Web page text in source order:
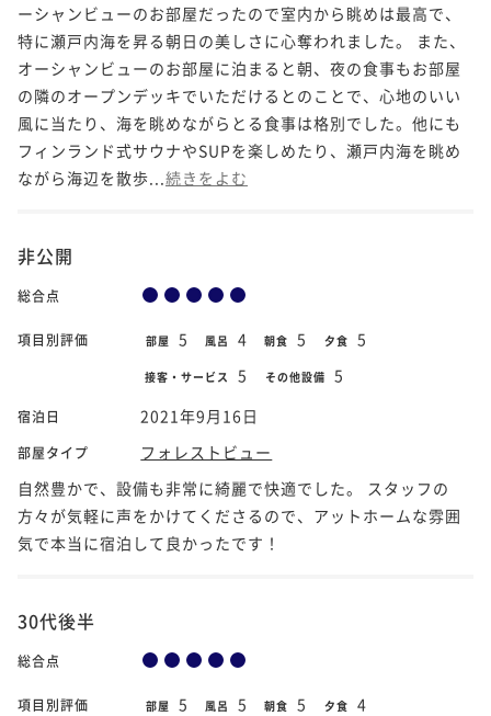
ーシャンビューのお部屋だったので室内から眺めは最高で、
特に瀬戸内海を昇る朝日の美しさに心奪われました。 また、
オーシャンビューのお部屋に泊まると朝、夜の食事もお部屋
の隣のオープンデッキでいただけるとのことで、心地のいい
風に当たり、海を眺めながらとる食事は格別でした。他にも
フィンランド式サウナやSUPを楽しめたり、瀬戸内海を眺め
ながら海辺を散歩... 続きをよむ
非公開
総合点
項目別評価 部屋 5 風呂 4 朝食 5 夕食 5
接客・サービス 5 その他設備 5
宿泊日 2021年9月16日
部屋タイプ
フォレストビュー
自然豊かで、設備も非常に綺麗で快適でした。 スタッフの
方々が気軽に声をかけてくださるので、アットホームな雰囲
気で本当に宿泊して良かったです！
30代後半
総合点
項目別評価 部屋 5 風呂 5 朝食 5 夕食 4